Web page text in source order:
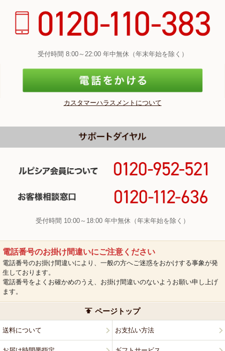
受付時間 8:00～22:00 年中無休（年末年始を除く）
カスタマーハラスメントについて
受付時間 10:00～18:00 年中無休（年末年始を除く）
電話番号のお掛け間違いにご注意ください
電話番号のお掛け間違いにより、一般の方へご迷惑をおかけする事象が発
生しております。
電話番号をよくお確かめのうえ、お掛け間違いのないようお願い申し上げ
ます。
ページトップ
送料について お支払い方法